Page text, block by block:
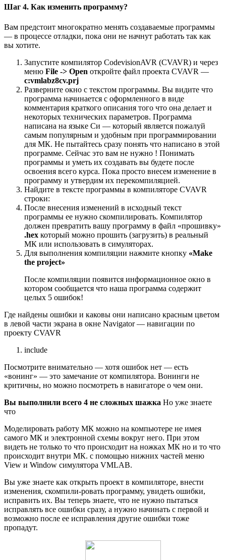
Шаг 4. Как изменить программу?
Вам предстоит многократно менять создаваемые программы
— в процессе отладки, пока они не начнут работать так как
вы хотите.
Запустите компилятор CodevisionAVR (CVAVR) и через
меню File -> Open откройте файл проекта CVAVR —
c:vmlabz8cv.prj
Разверните окно с текстом программы. Вы видите что
программа начинается с оформленного в виде
комментария краткого описания того что она делает и
некоторых технических параметров. Программа
написана на языке Си — который является пожалуй
самым популярным и удобным при программировании
для МК. Не пытайтесь сразу понять что написано в этой
программе. Сейчас это вам не нужно ! Понимать
программы и уметь их создавать вы будете после
освоения всего курса. Пока просто внесем изменение в
программу и утвердим их перекомпиляцией.
Найдите в тексте программы в компиляторе CVAVR
строки:
После внесения изменений в исходный текст
программы ее нужно cкомпилировать. Компилятор
должен превратить вашу программу в файл «прошивку»
.hex который можно прошить (загрузить) в реальный
МК или использовать в симуляторах.
Для выполнения компиляции нажмите кнопку «Make
the project»
После компиляции появится информационное окно в
котором сообщается что наша программа содержит
целых 5 ошибок!
Где найдены ошибки и каковы они написано красным цветом
в левой части экрана в окне Navigator — навигации по
проекту CVAVR
include
Посмотрите внимательно — хотя ошибок нет — есть
«вонинг» — это замечание от компилятора. Вонинги не
критичны, но можно посмотреть в навигаторе о чем они.
Вы выполнили всего 4 не сложных шажка Но уже знаете
что
Моделировать работу МК можно на компьютере не имея
самого МК и электронной схемы вокруг него. При этом
видеть не только то что происходит на ножках МК но и то что
происходит внутри МК. с помощью нижних частей меню
View и Window симулятора VMLAB.
Вы уже знаете как открыть проект в компиляторе, внести
изменения, скомпили-ровать программу, увидеть ошибки,
исправить их. Вы теперь знаете, что не нужно пытаться
исправлять все ошибки сразу, а нужно начинать с первой и
возможно после ее исправления другие ошибки тоже
пропадут.